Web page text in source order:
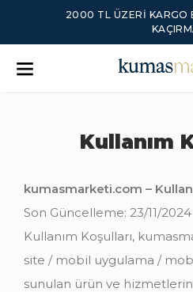
2000 TL ÜZERI KARGO
Kullanım
kumasmarketi.com –
Son Güncelleme: 23/11/2024
Kullanım Koşulları,
site / mobil uygulama /
sunulan ürün ve